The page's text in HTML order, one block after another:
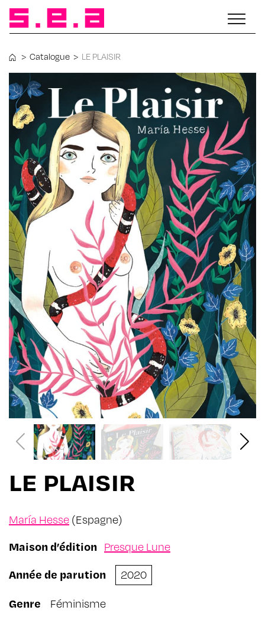
> Catalogue > LE PLAISIR
LE PLAISIR
María Hesse (Espagne)
Maison d’édition Presque Lune
Année de parution
2020
Genre
Féminisme